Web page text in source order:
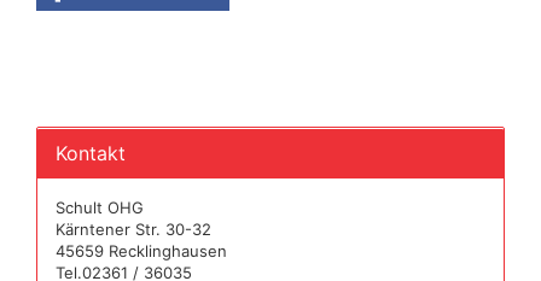
Kontakt
Schult OHG
Kärntener Str. 30-32
45659 Recklinghausen
Tel.02361 / 36035